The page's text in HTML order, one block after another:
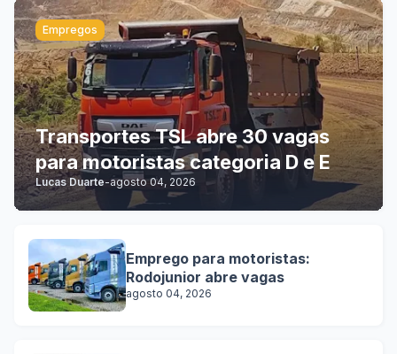
Empregos
Transportes TSL abre 30 vagas
para motoristas categoria D e E
Lucas Duarte-agosto 04, 2026
Emprego para motoristas:
Rodojunior abre vagas
agosto 04, 2026